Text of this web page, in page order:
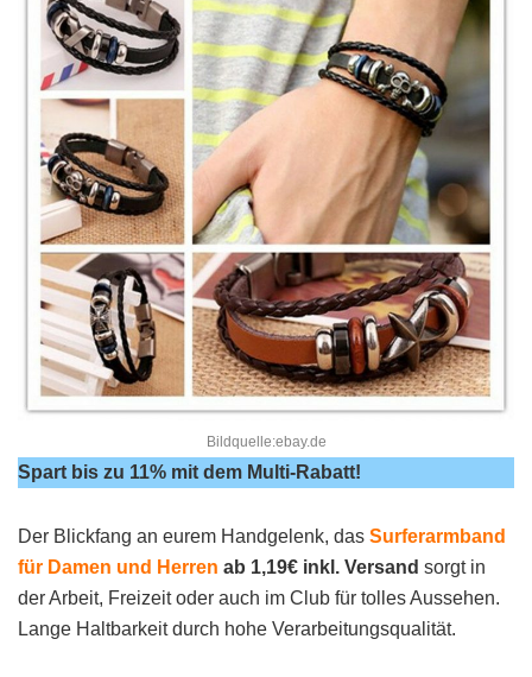
Bildquelle:ebay.de
Spart bis zu 11% mit dem Multi-Rabatt!
Der Blickfang an eurem Handgelenk, das Surferarmband
für Damen und Herren ab 1,19€ inkl. Versand sorgt in
der Arbeit, Freizeit oder auch im Club für tolles Aussehen.
Lange Haltbarkeit durch hohe Verarbeitungsqualität.